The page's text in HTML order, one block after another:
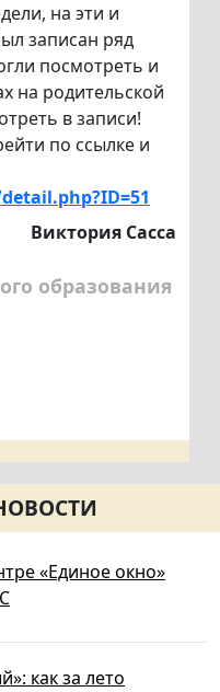
на эти и
записан ряд
посмотреть и
на родительской
в записи!
по ссылке и
Виктория Сасса
образования
«Единое окно»
как за лето